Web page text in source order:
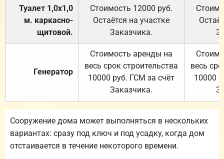
Туалет 1,0х1,0
м. каркасно-
щитовой.
Стоимость 12000 руб.
Остаётся на участке
Заказчика.
Генератор
Стоимость аренды на
весь срок строительства
10000 руб. ГСМ за счёт
Заказчика.
весь
10000
Сооружение дома может выполняться в нескольких
вариантах: сразу под ключ и под усадку, когда дом
отстаивается в течение некоторого времени.